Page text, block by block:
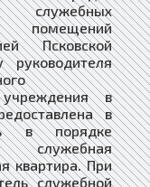
служебных
Псковской
руководителя
в
в
в порядке
служебная
квартира. При
служебной